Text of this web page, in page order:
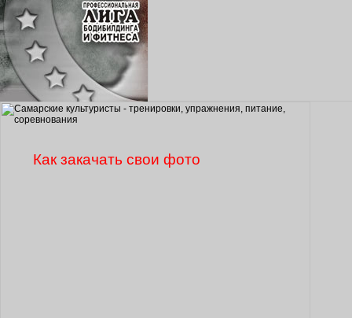
Как закачать свои фото